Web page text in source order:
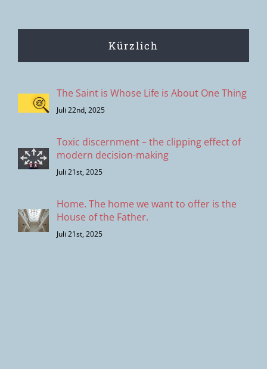
Kürzlich
The Saint is Whose Life is About One Thing
Juli 22nd, 2025
Toxic discernment – the clipping effect of
modern decision-making
Juli 21st, 2025
Home. The home we want to offer is the
House of the Father.
Juli 21st, 2025